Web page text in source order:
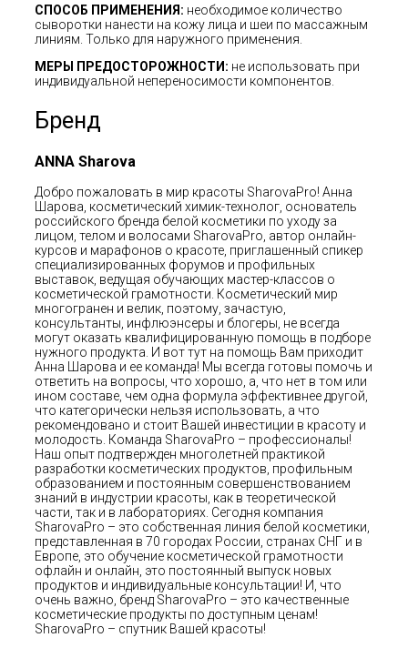
СПОСОБ ПРИМЕНЕНИЯ: необходимое количество
сыворотки нанести на кожу лица и шеи по массажным
линиям. Только для наружного применения.
МЕРЫ ПРЕДОСТОРОЖНОСТИ: не использовать при
индивидуальной непереносимости компонентов.
Бренд
ANNA Sharova
Добро пожаловать в мир красоты SharovaPro! Анна
Шарова, косметический химик-технолог, основатель
российского бренда белой косметики по уходу за
лицом, телом и волосами SharovaPro, автор онлайн-
курсов и марафонов о красоте, приглашенный спикер
специализированных форумов и профильных
выставок, ведущая обучающих мастер-классов о
косметической грамотности. Косметический мир
многогранен и велик, поэтому, зачастую,
консультанты, инфлюэнсеры и блогеры, не всегда
могут оказать квалифицированную помощь в подборе
нужного продукта. И вот тут на помощь Вам приходит
Анна Шарова и ее команда! Мы всегда готовы помочь и
ответить на вопросы, что хорошо, а, что нет в том или
ином составе, чем одна формула эффективнее другой,
что категорически нельзя использовать, а что
рекомендовано и стоит Вашей инвестиции в красоту и
молодость. Команда SharovaPro – профессионалы!
Наш опыт подтвержден многолетней практикой
разработки косметических продуктов, профильным
образованием и постоянным совершенствованием
знаний в индустрии красоты, как в теоретической
части, так и в лабораториях. Сегодня компания
SharovaPro – это собственная линия белой косметики,
представленная в 70 городах России, странах СНГ и в
Европе, это обучение косметической грамотности
офлайн и онлайн, это постоянный выпуск новых
продуктов и индивидуальные консультации! И, что
очень важно, бренд SharovaPro – это качественные
косметические продукты по доступным ценам!
SharovaPro – спутник Вашей красоты!